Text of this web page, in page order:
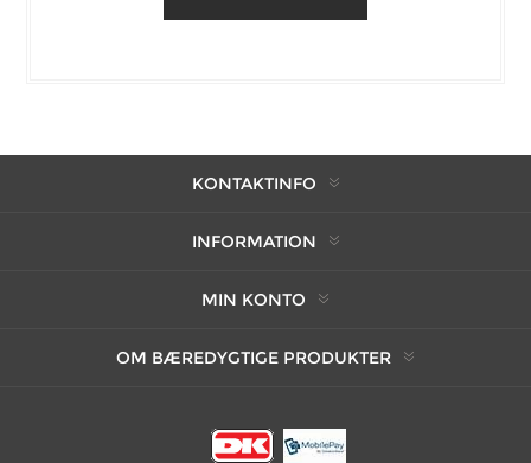
KONTAKTINFO
INFORMATION
MIN KONTO
OM BÆREDYGTIGE PRODUKTER